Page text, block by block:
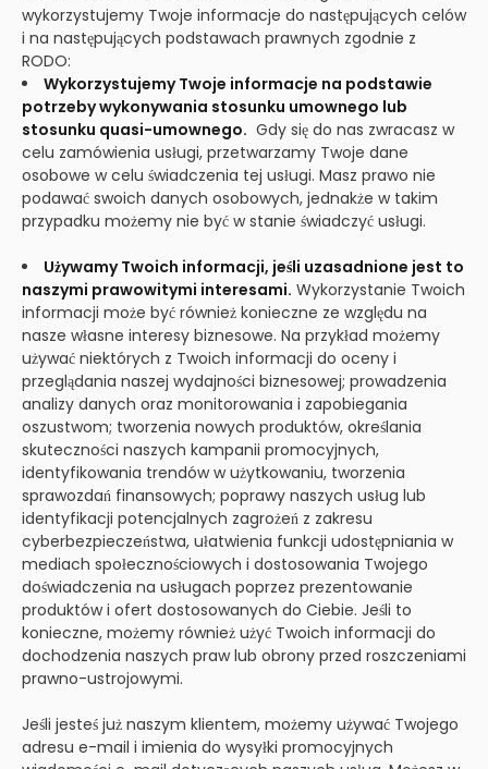
wykorzystujemy Twoje informacje do następujących celów
i na następujących podstawach prawnych zgodnie z
RODO:
Wykorzystujemy Twoje informacje na podstawie
potrzeby wykonywania stosunku umownego lub
stosunku quasi-umownego. Gdy się do nas zwracasz w
celu zamówienia usługi, przetwarzamy Twoje dane
osobowe w celu świadczenia tej usługi. Masz prawo nie
podawać swoich danych osobowych, jednakże w takim
przypadku możemy nie być w stanie świadczyć usługi.
Używamy Twoich informacji, jeśli uzasadnione jest to
naszymi prawowitymi interesami. Wykorzystanie Twoich
informacji może być również konieczne ze względu na
nasze własne interesy biznesowe. Na przykład możemy
używać niektórych z Twoich informacji do oceny i
przeglądania naszej wydajności biznesowej; prowadzenia
analizy danych oraz monitorowania i zapobiegania
oszustwom; tworzenia nowych produktów, określania
skuteczności naszych kampanii promocyjnych,
identyfikowania trendów w użytkowaniu, tworzenia
sprawozdań finansowych; poprawy naszych usług lub
identyfikacji potencjalnych zagrożeń z zakresu
cyberbezpieczeństwa, ułatwienia funkcji udostępniania w
mediach społecznościowych i dostosowania Twojego
doświadczenia na usługach poprzez prezentowanie
produktów i ofert dostosowanych do Ciebie. Jeśli to
konieczne, możemy również użyć Twoich informacji do
dochodzenia naszych praw lub obrony przed roszczeniami
prawno-ustrojowymi.
Jeśli jesteś już naszym klientem, możemy używać Twojego
adresu e-mail i imienia do wysyłki promocyjnych